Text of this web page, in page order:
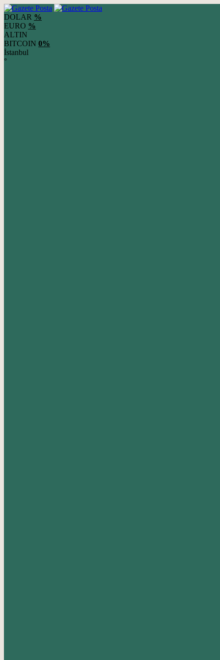
DOLAR %
EURO %
ALTIN
BITCOIN 0%
İstanbul
°